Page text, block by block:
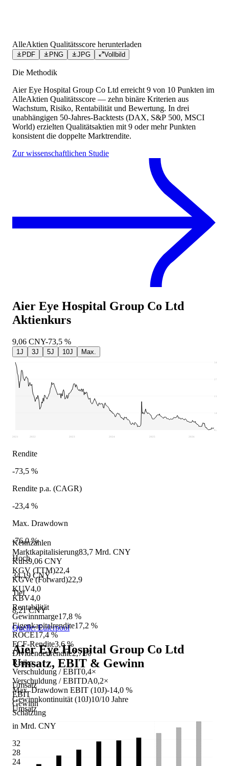
Kennzahlen
Marktkapitalisierung83,7 Mrd. CNY
Kurs9,06 CNY
KGV (TTM)22,4
KGVe (Forward)22,9
KUV4,0
KBV4,0
Rentabilität
Gewinnmarge17,8 %
Eigenkapitalrendite17,2 %
ROCE17,4 %
FCF-Rendite3,6 %
Dividendenrendite2,7 %
Risiko
Verschuldung / EBIT0,4×
Verschuldung / EBITDA0,2×
Max. Drawdown EBIT (10J)-14,0 %
Gewinnkontinuität (10J)10/10 Jahre
Umsatz
in Mrd. CNY
32
28
24
AlleAktien Qualitätsscore herunterladen
PDF PNG JPG Vollbild
Die Methodik
Aier Eye Hospital Group Co Ltd erreicht 9 von 10 Punkten im
AlleAktien Qualitätsscore — zehn binäre Kriterien aus
Wachstum, Risiko, Rentabilität und Bewertung. In drei
unabhängigen 50-Jahres-Backtests (DAX, S&P 500, MSCI
World) erzielten Qualitätsaktien mit 9 oder mehr Punkten
konsistent die doppelte Marktrendite.
Zur wissenschaftlichen Studie
Aier Eye Hospital Group Co Ltd
Aktienkurs
9,06 CNY-73,5 %
1J 3J 5J 10J Max.
8,21
14,71
21,2
27,7
34,19
2021 2022 2023 2024 2025 2026
Rendite
-73,5 %
Rendite p.a. (CAGR)
-23,4 %
Max. Drawdown
-76,0 %
Hoch
34,19 CNY
Tief
8,21 CNY
Quelle: Eulerpool
Aier Eye Hospital Group Co Ltd
Umsatz, EBIT & Gewinn
Umsatz
EBIT
Gewinn
Schätzung